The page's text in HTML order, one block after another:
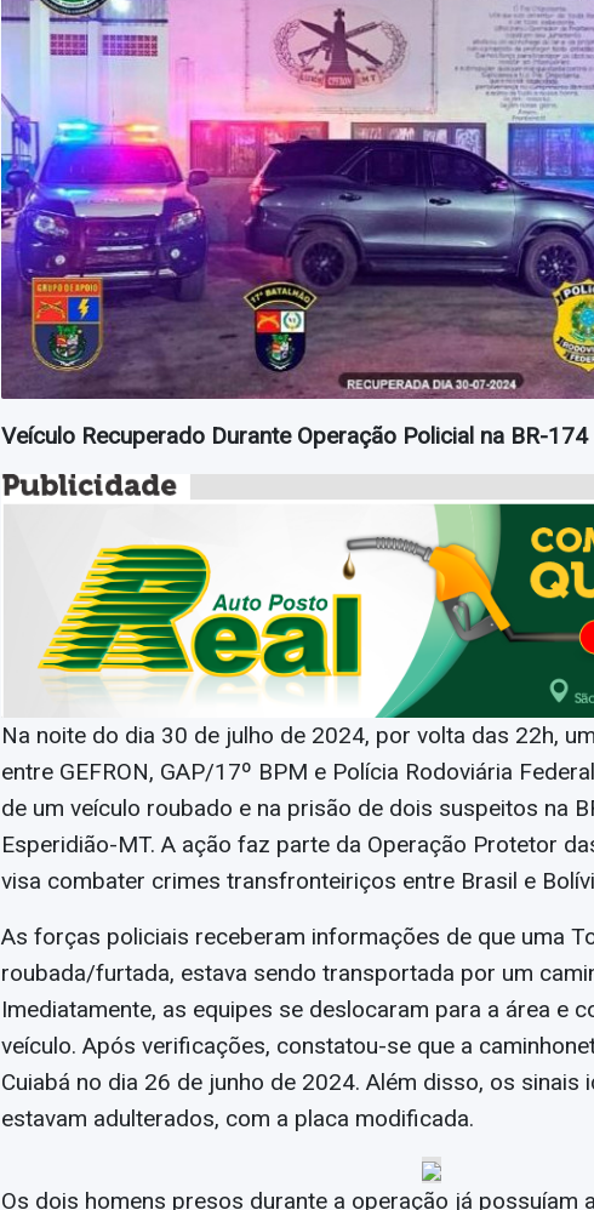
Veículo Recuperado Durante Operação Policial na BR-
Na noite do dia 30 de julho de 2024, por volta das 22h,
entre GEFRON, GAP/17º BPM e Polícia Rodoviária
de um veículo roubado e na prisão de dois suspeitos na
Esperidião-MT. A ação faz parte da Operação Protetor
visa combater crimes transfronteiriços entre Brasil e
As forças policiais receberam informações de que uma
roubada/furtada, estava sendo transportada por um
Imediatamente, as equipes se deslocaram para a área e
veículo. Após verificações, constatou-se que a
Cuiabá no dia 26 de junho de 2024. Além disso, os sinais
estavam adulterados, com a placa modificada.
Os dois homens presos durante a operação já possuíam